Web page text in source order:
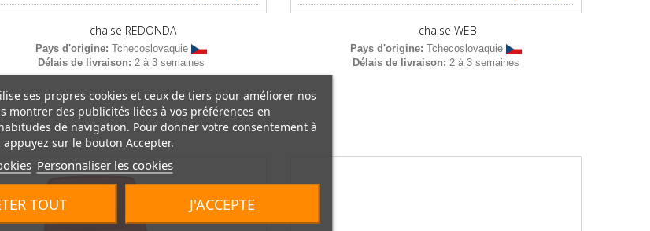
chaise REDONDA
Pays d'origine: Tchecoslovaquie
Délais de livraison: 2 à 3 semaines
chaise WEB
Pays d'origine: Tchecoslovaquie
Délais de livraison: 2 à 3 semaines
ses propres cookies et ceux de tiers pour améliorer nos
montrer des publicités liées à vos préférences en
de navigation. Pour donner votre consentement à
sur le bouton Accepter.
Personnaliser les cookies
TOUT J'ACCEPTE